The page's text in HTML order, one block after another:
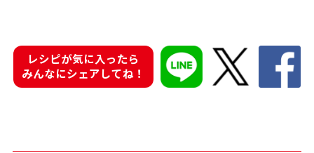
レシピが気に入ったら
みんなにシェアしてね！